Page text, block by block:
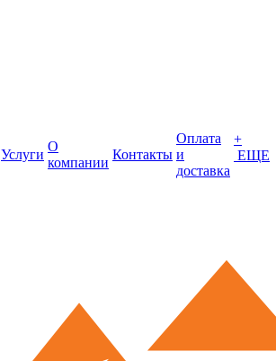
Услуги
О
компании
Контакты
Оплата
и
доставка
+
ЕЩЕ